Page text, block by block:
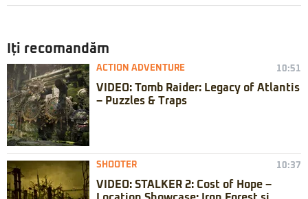
Iți recomandăm
ACTION ADVENTURE 10:51
VIDEO: Tomb Raider: Legacy of Atlantis
– Puzzles & Traps
SHOOTER 10:37
VIDEO: STALKER 2: Cost of Hope –